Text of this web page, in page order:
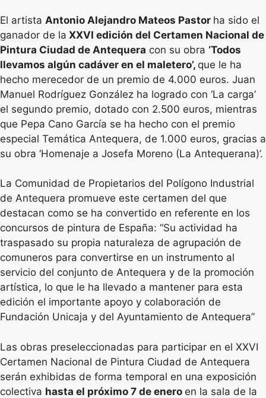
El artista Antonio Alejandro Mateos Pastor ha sido el
ganador de la XXVI edición del Certamen Nacional de
Pintura Ciudad de Antequera con su obra ‘Todos
llevamos algún cadáver en el maletero’, que le ha
hecho merecedor de un premio de 4.000 euros. Juan
Manuel Rodríguez González ha logrado con ‘La carga’
el segundo premio, dotado con 2.500 euros, mientras
que Pepa Cano García se ha hecho con el premio
especial Temática Antequera, de 1.000 euros, gracias a
su obra ‘Homenaje a Josefa Moreno (La Antequerana)’.
La Comunidad de Propietarios del Polígono Industrial
de Antequera promueve este certamen del que
destacan como se ha convertido en referente en los
concursos de pintura de España: “Su actividad ha
traspasado su propia naturaleza de agrupación de
comuneros para convertirse en un instrumento al
servicio del conjunto de Antequera y de la promoción
artística, lo que le ha llevado a mantener para esta
edición el importante apoyo y colaboración de
Fundación Unicaja y del Ayuntamiento de Antequera”
Las obras preseleccionadas para participar en el XXVI
Certamen Nacional de Pintura Ciudad de Antequera
serán exhibidas de forma temporal en una exposición
colectiva hasta el próximo 7 de enero en la sala de la